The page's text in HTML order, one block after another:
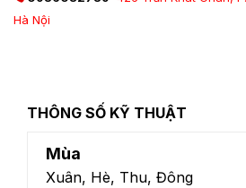
Hà Nội
THÔNG SỐ KỸ THUẬT
Mùa
Xuân, Hè, Thu, Đông